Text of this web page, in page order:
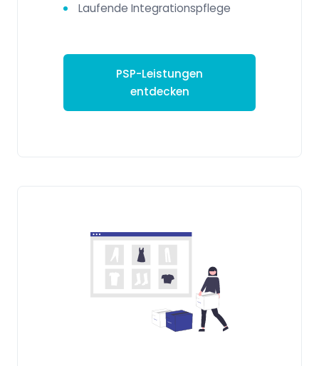
Laufende Integrationspflege
PSP-Leistungen
entdecken